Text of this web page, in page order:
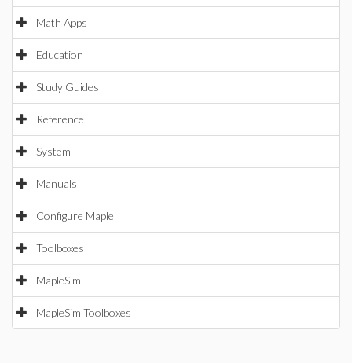
Math Apps
Education
Study Guides
Reference
System
Manuals
Configure Maple
Toolboxes
MapleSim
MapleSim Toolboxes